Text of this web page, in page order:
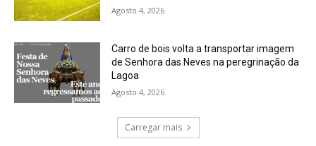
Agosto 4, 2026
Carro de bois volta a transportar imagem
de Senhora das Neves na peregrinação da
Lagoa
Agosto 4, 2026
Carregar mais